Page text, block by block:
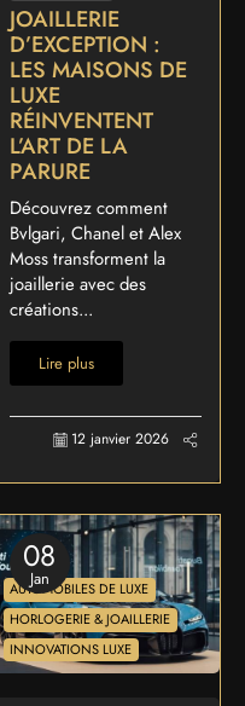
JOAILLERIE
D’EXCEPTION :
LES MAISONS DE
LUXE
RÉINVENTENT
L’ART DE LA
PARURE
Découvrez comment
Bvlgari, Chanel et Alex
Moss transforment la
joaillerie avec des
créations...
Lire plus
12 janvier 2026
08
Jan
AUTOMOBILES DE LUXE
HORLOGERIE & JOAILLERIE
INNOVATIONS LUXE